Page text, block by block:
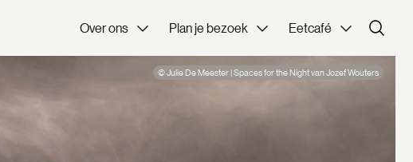
Over ons Plan je bezoek Eetcafé
© Julie De Meester | Spaces for the Night van Jozef Wouters